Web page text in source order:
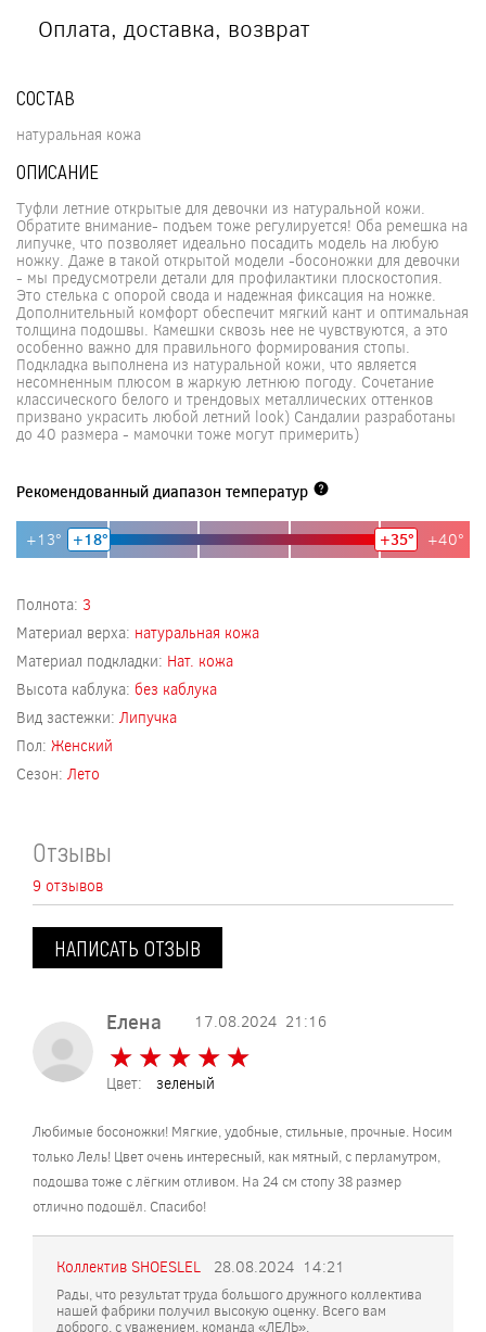
Оплата, доставка, возврат
СОСТАВ
натуральная кожа
ОПИСАНИЕ
Туфли летние открытые для девочки из натуральной кожи.
Обратите внимание- подъем тоже регулируется! Оба ремешка на
липучке, что позволяет идеально посадить модель на любую
ножку. Даже в такой открытой модели -босоножки для девочки
- мы предусмотрели детали для профилактики плоскостопия.
Это стелька с опорой свода и надежная фиксация на ножке.
Дополнительный комфорт обеспечит мягкий кант и оптимальная
толщина подошвы. Камешки сквозь нее не чувствуются, а это
особенно важно для правильного формирования стопы.
Подкладка выполнена из натуральной кожи, что является
несомненным плюсом в жаркую летнюю погоду. Сочетание
классического белого и трендовых металлических оттенков
призвано украсить любой летний look) Сандалии разработаны
до 40 размера - мамочки тоже могут примерить)
Рекомендованный диапазон температур
+13° +18° +35° +40°
Полнота: 3
Материал верха: натуральная кожа
Материал подкладки: Нат. кожа
Высота каблука: без каблука
Вид застежки: Липучка
Пол: Женский
Сезон: Лето
Отзывы
9 отзывов
НАПИСАТЬ ОТЗЫВ
Елена 17.08.2024 21:16
★ ★ ★ ★ ★
★ ★ ★ ★ ★
Цвет: зеленый
Любимые босоножки! Мягкие, удобные, стильные, прочные. Носим
только Лель! Цвет очень интересный, как мятный, с перламутром,
подошва тоже с лёгким отливом. На 24 см стопу 38 размер
отлично подошёл. Спасибо!
Коллектив SHOESLEL 28.08.2024 14:21
Рады, что результат труда большого дружного коллектива
нашей фабрики получил высокую оценку. Всего вам
доброго, с уважением, команда «ЛЕЛЬ».